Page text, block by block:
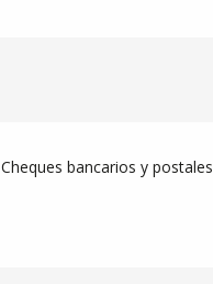
Cheques bancarios y postales